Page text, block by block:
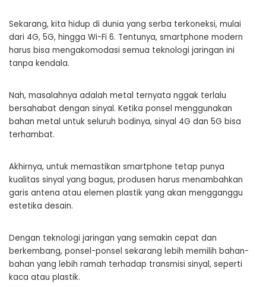
Sekarang, kita hidup di dunia yang serba terkoneksi, mulai
dari 4G, 5G, hingga Wi-Fi 6. Tentunya, smartphone modern
harus bisa mengakomodasi semua teknologi jaringan ini
tanpa kendala.
Nah, masalahnya adalah metal ternyata nggak terlalu
bersahabat dengan sinyal. Ketika ponsel menggunakan
bahan metal untuk seluruh bodinya, sinyal 4G dan 5G bisa
terhambat.
Akhirnya, untuk memastikan smartphone tetap punya
kualitas sinyal yang bagus, produsen harus menambahkan
garis antena atau elemen plastik yang akan mengganggu
estetika desain.
Dengan teknologi jaringan yang semakin cepat dan
berkembang, ponsel-ponsel sekarang lebih memilih bahan-
bahan yang lebih ramah terhadap transmisi sinyal, seperti
kaca atau plastik.